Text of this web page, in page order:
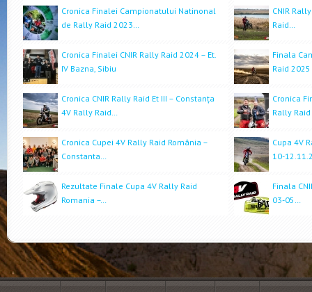
Cronica Finalei Campionatului Natinonal
de Rally Raid 2023…
CNIR
Raid…
Cronica Finalei CNIR Rally Raid 2024 – Et.
IV Bazna, Sibiu
Finala
Raid
Cronica CNIR Rally Raid Et III – Constanța
4V Rally Raid…
Cronica
Rally
Cronica Cupei 4V Rally Raid România –
Constanta…
Cupa 4V
10-
Rezultate Finale Cupa 4V Rally Raid
Romania –…
Finala
03-05…